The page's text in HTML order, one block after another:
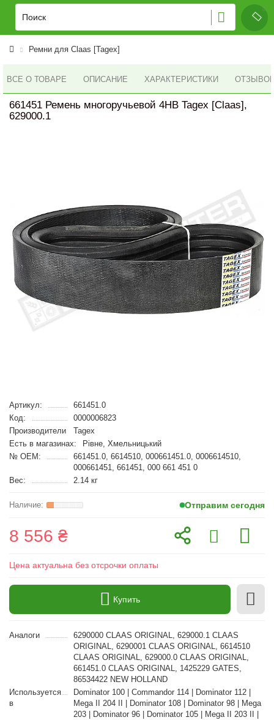
Ремни для Claas [Tagex]
ВСЕ О ТОВАРЕ ОПИСАНИЕ ХАРАКТЕРИСТИКИ ОТЗЫВОВ
661451 Ремень многоручьевой 4HB Tagex [Claas],
629000.1
Артикул:
661451.0
Код:
0000006823
Производители
Tagex
Есть в магазинах:
Рівне, Хмельницький
№ OEM:
661451.0, 6614510, 000661451.0, 0006614510,
000661451, 661451, 000 661 451 0
Вес:
2.14 кг
Отправим сегодня
8 556 ₴
Цена актуальна без отсрочки оплаты
Купить
Аналоги
6290000 CLAAS ORIGINAL, 629000.1 CLAAS
ORIGINAL, 6290001 CLAAS ORIGINAL, 6614510
CLAAS ORIGINAL, 629000.0 CLAAS ORIGINAL,
661451.0 CLAAS ORIGINAL, 1425229 GATES,
86534422 NEW HOLLAND
Используется
в
Dominator 100 | Commandor 114 | Dominator 112 |
Mega II 204 II | Dominator 108 | Dominator 98 | Mega
203 | Dominator 96 | Dominator 105 | Mega II 203 II |